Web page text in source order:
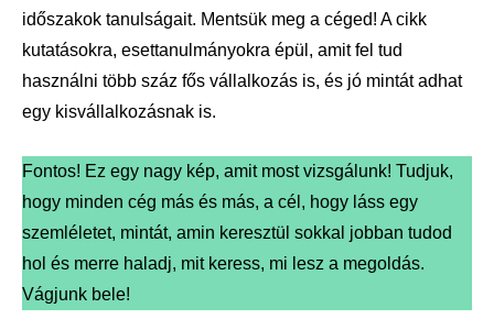
időszakok tanulságait. Mentsük meg a céged! A cikk
kutatásokra, esettanulmányokra épül, amit fel tud
használni több száz fős vállalkozás is, és jó mintát adhat
egy kisvállalkozásnak is.
Fontos! Ez egy nagy kép, amit most vizsgálunk! Tudjuk,
hogy minden cég más és más, a cél, hogy láss egy
szemléletet, mintát, amin keresztül sokkal jobban tudod
hol és merre haladj, mit keress, mi lesz a megoldás.
Vágjunk bele!